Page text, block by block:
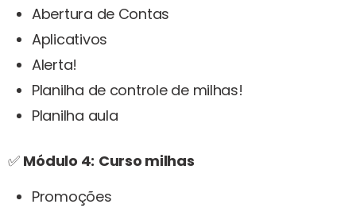
Abertura de Contas
Aplicativos
Alerta!
Planilha de controle de milhas!
Planilha aula
✅ Módulo 4: Curso milhas
Promoções